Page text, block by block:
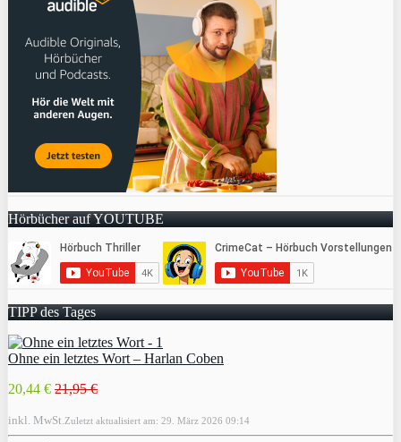
Hörbücher auf YOUTUBE
TIPP des Tages
Ohne ein letztes Wort – Harlan Coben
20,44 € 21,95 €
inkl. MwSt. Zuletzt aktualisiert am: 29. März 2026 09:14